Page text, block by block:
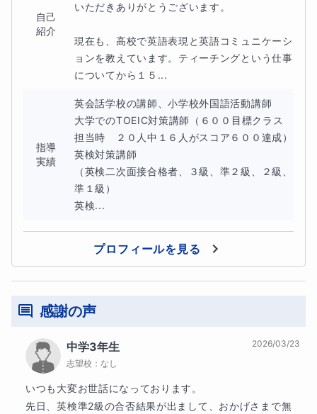
見直し、必要な語彙を定着させていきます。本番で
慌てなくなります。
ライティングで５９８点を取得した高校生もいま
★レッスンの前に、現在の状況を詳しくお聞かせく
ださると助かります。
現在お持ちの力をもとに、授業プランを立てていき
まずは、お話をお聞かせください。
学年問わず、現地校に通われていて時差があっても
自己
紹介
いただきありがとうございます。
現在も、高校で英語表現と英語コミュニケーシ
ョンを教えています。ティーチングという仕事
についてから１５...
指導
実績
英会話学校の講師、小学校外国語活動講師
大学でのTOEIC対策講師（６００目標クラス
担当時　２０人中１６人がスコア６００達成）
英検対策講師
（英検二次面接合格者、３級、準２級、２級、
準１級）
英検...
プロフィールを見る
感謝の声
中学3年生
志望校： なし
2026/03/23
いつも大変お世話になっております。
​先日、英検準2級の合否結果が出まして、おかげさまで無